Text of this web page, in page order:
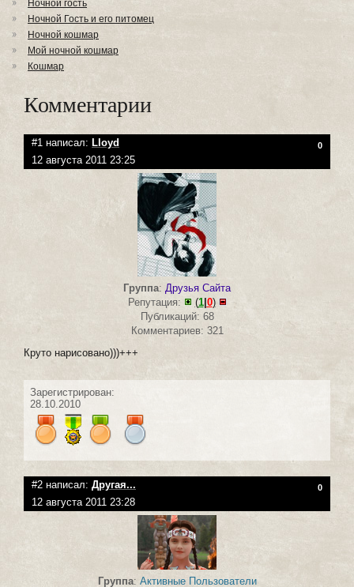
Ночной гость
Ночной Гость и его питомец
Ночной кошмар
Мой ночной кошмар
Кошмар
Комментарии
#1 написал: Lloyd 0
12 августа 2011 23:25
Группа: Друзья Сайта
Репутация:
(1|0)
Публикаций: 68
Комментариев: 321
Круто нарисовано)))+++
Зарегистрирован:
28.10.2010
#2 написал: Другая... 0
12 августа 2011 23:28
Группа: Активные Пользователи